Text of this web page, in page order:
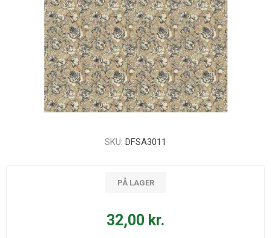
SKU: DFSA3011
PÅ LAGER
32,00 kr.